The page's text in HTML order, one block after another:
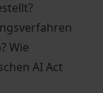
Wie
AI Act